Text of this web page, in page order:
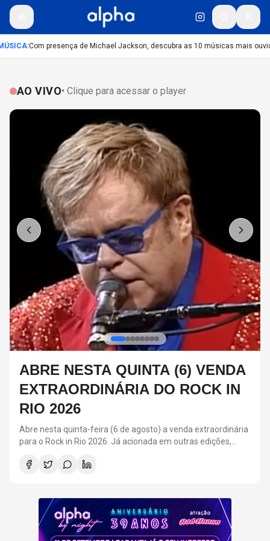
:Com presença de Michael Jackson, descubra as 10 músicas mais
AO VIVO• Clique para acessar o player
U2 FALA SOBRE HOMENAGEM
PARA GLEN HANSARD E
PUBLICA NOVA LETRA DE
"BEAUTIFUL DAY”
Funeral do músico aconteceu na última terça-feira (4), em
Dublin, na Inglaterra